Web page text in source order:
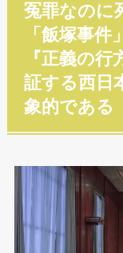
冤罪なのに
「飯塚事
『正義の
証する西日
象的である